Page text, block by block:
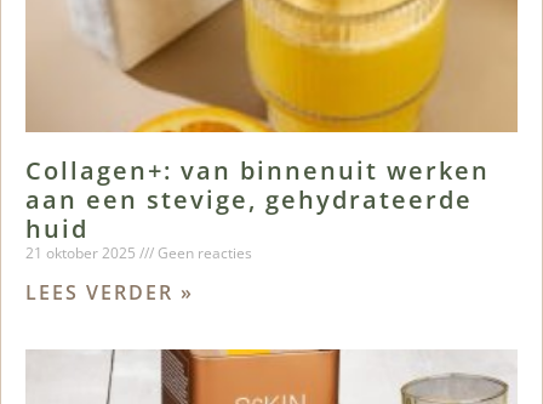
Collagen+: van binnenuit werken
aan een stevige, gehydrateerde
huid
21 oktober 2025 Geen reacties
LEES VERDER »